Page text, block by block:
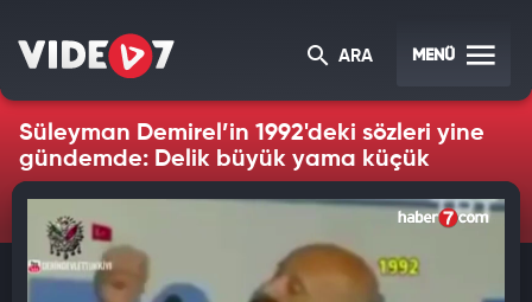
ARA MENÜ
Süleyman Demirel’in 1992'deki sözleri yine
gündemde: Delik büyük yama küçük